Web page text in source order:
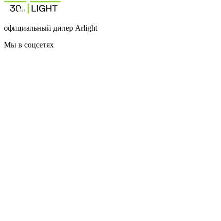
официальный дилер Arlight
Мы в соцсетях